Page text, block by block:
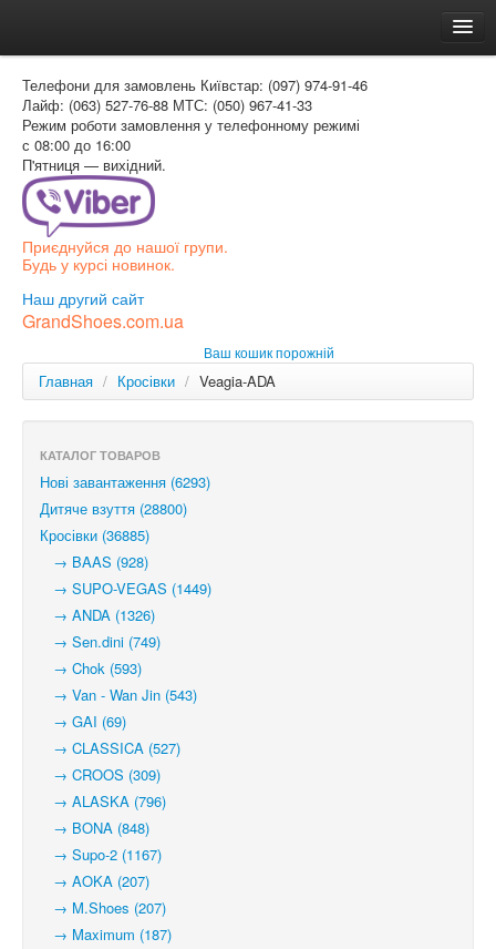
Доставка и оплата
Как заказать
Контакти
Таблиця розмірів
Вхід для покупця
РОС
Телефони для замовлень Київстар: (097) 974-91-46
Лайф: (063) 527-76-88 МТС: (050) 967-41-33
Режим роботи замовлення у телефонному режимі
с 08:00 до 16:00
П'ятниця — вихідний.
Приєднуйся до нашої групи.
Будь у курсі новинок.
Наш другий сайт
GrandShoes.com.ua
Ваш кошик порожній
Главная / Кросівки / Veagia-ADA
КАТАЛОГ ТОВАРОВ
Нові завантаження (6293)
Дитяче взуття (28800)
Кросівки (36885)
→ BAAS (928)
→ SUPO-VEGAS (1449)
→ ANDA (1326)
→ Sen.dini (749)
→ Chok (593)
→ Van - Wan Jin (543)
→ GAI (69)
→ CLASSICA (527)
→ CROOS (309)
→ ALASKA (796)
→ BONA (848)
→ Supo-2 (1167)
→ AOKA (207)
→ M.Shoes (207)
→ Maximum (187)